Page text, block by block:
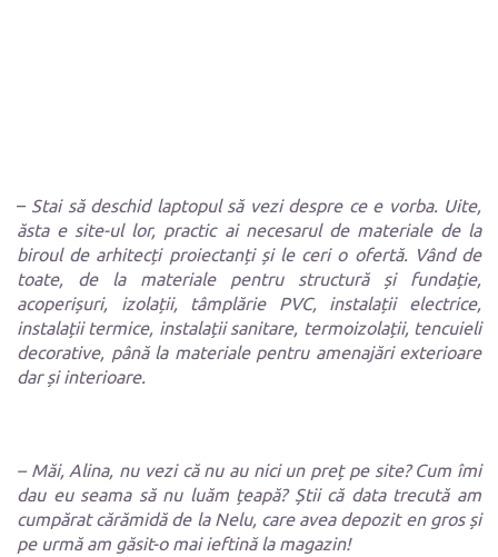
– Stai să deschid laptopul să vezi despre ce e vorba. Uite,
ăsta e site-ul lor, practic ai necesarul de materiale de la
biroul de arhitecți proiectanți și le ceri o ofertă. Vând de
toate, de la materiale pentru structură și fundație,
acoperișuri, izolații, tâmplărie PVC, instalații electrice,
instalații termice, instalații sanitare, termoizolații, tencuieli
decorative, până la materiale pentru amenajări exterioare
dar și interioare.
– Măi, Alina, nu vezi că nu au nici un preț pe site? Cum îmi
dau eu seama să nu luăm țeapă? Știi că data trecută am
cumpărat cărămidă de la Nelu, care avea depozit en gros și
pe urmă am găsit-o mai ieftină la magazin!